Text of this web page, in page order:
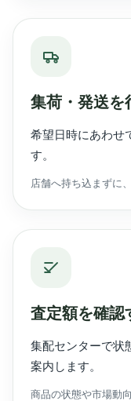
集荷・発送を
希望日時にあわせ
す。
店舗へ持ち込まずに
査定額を確認
集配センターで状
案内します。
商品の状態や市場動